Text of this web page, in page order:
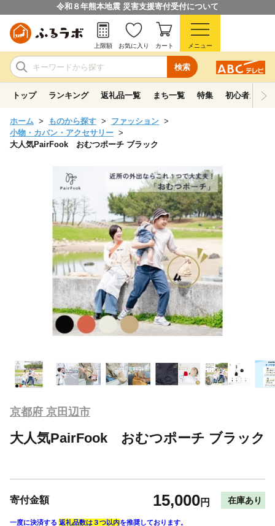
令和８年熊本地震 災害支援寄付受付について
検索
上限額 お気に入り カート メニュー
トップ ランキング 返礼品一覧 まち一覧 特集 初心者ガイド
ホーム ものから探す
ファッション
小物・カバン・アクセサリー
大人気PairFook おむつポーチ ブラック
京都府 京田辺市
大人気PairFook おむつポーチ ブラック
寄付金額 15,000円 在庫あり
一度に決済する 返礼品数は３つ以内を推奨しております。